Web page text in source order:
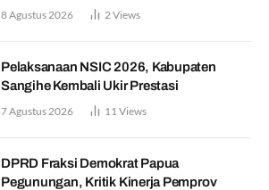
8 Agustus 2026 2 Views
Pelaksanaan NSIC 2026, Kabupaten
Sangihe Kembali Ukir Prestasi
7 Agustus 2026 11 Views
DPRD Fraksi Demokrat Papua
Pegunungan, Kritik Kinerja Pemprov